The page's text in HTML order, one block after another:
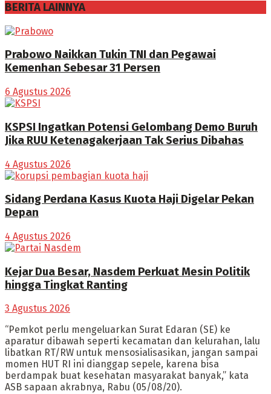
BERITA LAINNYA
Prabowo Naikkan Tukin TNI dan Pegawai
Kemenhan Sebesar 31 Persen
6 Agustus 2026
KSPSI Ingatkan Potensi Gelombang Demo Buruh
Jika RUU Ketenagakerjaan Tak Serius Dibahas
4 Agustus 2026
Sidang Perdana Kasus Kuota Haji Digelar Pekan
Depan
4 Agustus 2026
Kejar Dua Besar, Nasdem Perkuat Mesin Politik
hingga Tingkat Ranting
3 Agustus 2026
“Pemkot perlu mengeluarkan Surat Edaran (SE) ke
aparatur dibawah seperti kecamatan dan kelurahan, lalu
libatkan RT/RW untuk mensosialisasikan, jangan sampai
momen HUT RI ini dianggap sepele, karena bisa
berdampak buat kesehatan masyarakat banyak,” kata
ASB sapaan akrabnya, Rabu (05/08/20).